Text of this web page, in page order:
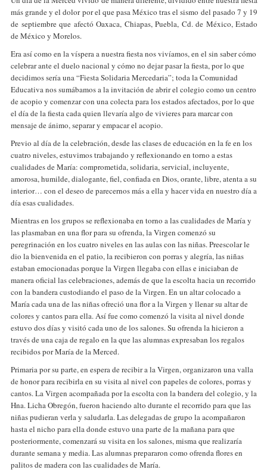
más grande y el dolor por el que pasa México tras el sismo del pasado 7 y 19
de septiembre que afectó Oaxaca, Chiapas, Puebla, Cd. de México, Estado
de México y Morelos.
Era así como en la víspera a nuestra fiesta nos vivíamos, en el sin saber cómo
celebrar ante el duelo nacional y cómo no dejar pasar la fiesta, por lo que
decidimos sería una “Fiesta Solidaria Mercedaria”; toda la Comunidad
Educativa nos sumábamos a la invitación de abrir el colegio como un centro
de acopio y comenzar con una colecta para los estados afectados, por lo que
el día de la fiesta cada quien llevaría algo de vivieres para marcar con
mensaje de ánimo, separar y empacar el acopio.
Previo al día de la celebración, desde las clases de educación en la fe en los
cuatro niveles, estuvimos trabajando y reflexionando en torno a estas
cualidades de María: comprometida, solidaria, servicial, incluyente,
amorosa, humilde, dialogante, fiel, confiada en Dios, orante, libre, atenta a su
interior… con el deseo de parecernos más a ella y hacer vida en nuestro día a
día esas cualidades.
Mientras en los grupos se reflexionaba en torno a las cualidades de María y
las plasmaban en una flor para su ofrenda, la Virgen comenzó su
peregrinación en los cuatro niveles en las aulas con las niñas. Preescolar le
dio la bienvenida en el patio, la recibieron con porras y alegría, las niñas
estaban emocionadas porque la Virgen llegaba con ellas e iniciaban de
manera oficial las celebraciones, además de que la escolta hacia un recorrido
con la bandera custodiando el paso de la Virgen. En un altar colocado a
María cada una de las niñas ofreció una flor a la Virgen y llenar su altar de
colores y cantos para ella. Así fue como comenzó la visita al nivel donde
estuvo dos días y visitó cada uno de los salones. Su ofrenda la hicieron a
través de una caja de regalo en la que las alumnas expresaban los regalos
recibidos por María de la Merced.
Primaria por su parte, en espera de recibir a la Virgen, organizaron una valla
de honor para recibirla en su visita al nivel con papeles de colores, porras y
cantos. La Virgen acompañada por la escolta con la bandera del colegio, y la
Hna. Licha Obregón, fueron haciendo alto durante el recorrido para que las
niñas pudieran verla y saludarla. Las delegadas de grupo la acompañaron
hasta el nicho para ella donde estuvo una parte de la mañana para que
posteriormente, comenzará su visita en los salones, misma que realizaría
durante semana y media. Las alumnas prepararon como ofrenda flores en
palitos de madera con las cualidades de María.